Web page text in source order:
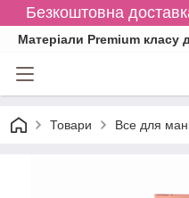
Безкоштовна
Матеріали Premium класу
Товари Все для